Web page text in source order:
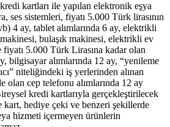
kredi kartları ile yapılan elektronik eşya
ses sistemleri, fiyatı 5.000 Türk lirasının
4 ay, tablet alımlarında 6 ay, elektrikli
bulaşık makinesi, elektrikli ev
fiyatı 5.000 Türk Lirasına kadar olan
bilgisayar alımlarında 12 ay, “yenileme
niteliğindeki iş yerlerinden alınan
olan cep telefonu alımlarında 12 ay
kredi kartlarıyla gerçekleştirilecek
hediye çeki ve benzeri şekillerde
hizmeti içermeyen ürünlerin